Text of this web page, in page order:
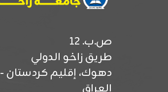
ص.ب. 12
طريق زاخو الدولي
دهوك، إقليم كردستان -